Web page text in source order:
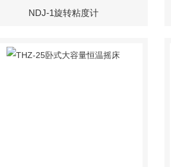
NDJ-1旋转粘度计